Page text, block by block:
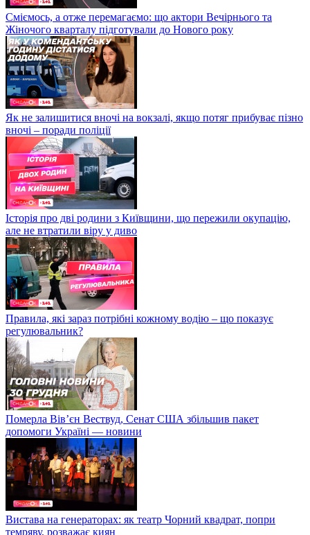
Сміємось, а отже перемагаємо: що актори Вечірнього та
Жіночого кварталу підготували до Нового року
Як не залишитися вночі на вокзалі, якщо потяг прибуває пізно
вночі – поради поліції
Історія про дві родини з Київщини, що пережили окупацію,
але не втратили віру у диво
Правила, які зараз потрібні кожному водію – що показує
регулювальник?
Померла Вівʼєн Вествуд, Сенат США збільшив пакет
допомоги Україні — новини
Вистава на генераторах: як театр Чорний квадрат, попри
темряву, розважає киян